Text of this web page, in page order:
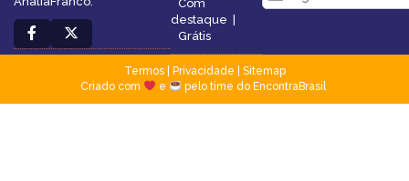
Com
destaque
Grátis
Termos| Privacidade
Sitemap
Criado com
e pelo time do EncontraBrasil